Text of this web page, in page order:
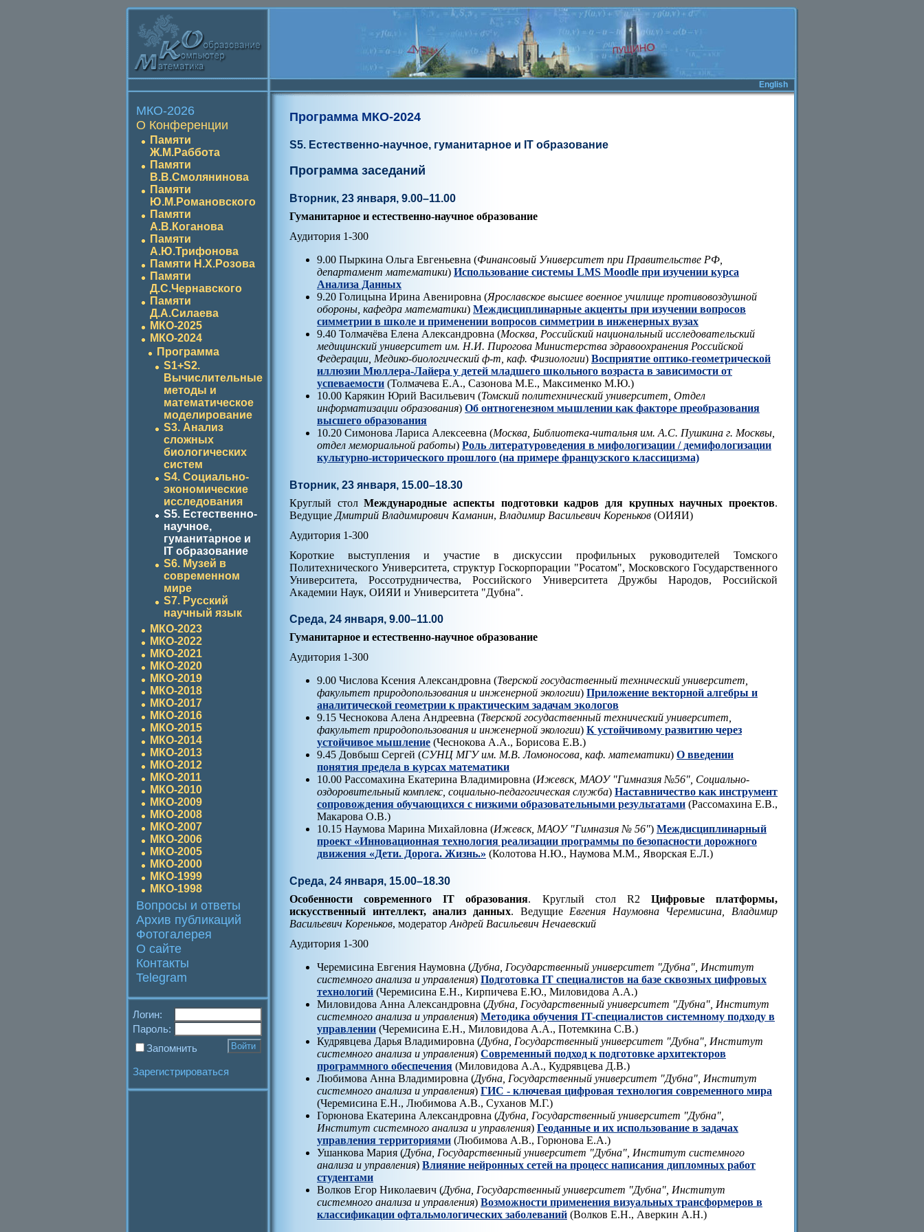
English
МКО-2026
О Конференции
Памяти
Ж.М.Раббота
Памяти
В.В.Смолянинова
Памяти
Ю.М.Романовского
Памяти
А.В.Коганова
Памяти
А.Ю.Трифонова
Памяти Н.Х.Розова
Памяти
Д.С.Чернавского
Памяти
Д.А.Силаева
МКО-2025
МКО-2024
Программа
S1+S2.
Вычислительные
методы и
математическое
моделирование
S3. Анализ
сложных
биологических
систем
S4. Социально-
экономические
исследования
S5. Естественно-
научное,
гуманитарное и
IT образование
S6. Музей в
современном
мире
S7. Русский
научный язык
МКО-2023
МКО-2022
МКО-2021
МКО-2020
МКО-2019
МКО-2018
МКО-2017
МКО-2016
МКО-2015
МКО-2014
МКО-2013
МКО-2012
МКО-2011
МКО-2010
МКО-2009
МКО-2008
МКО-2007
МКО-2006
МКО-2005
МКО-2000
МКО-1999
МКО-1998
Вопросы и ответы
Архив публикаций
Фотогалерея
О сайте
Контакты
Telegram
Логин:
Пароль:
Запомнить
Зарегистрироваться
Программа МКО-2024
S5. Естественно-научное, гуманитарное и IT образование
Программа заседаний
Вторник, 23 января, 9.00–11.00
Гуманитарное и естественно-научное образование
Аудитория 1-300
9.00 Пыркина Ольга Евгеньевна (Финансовый Университет при Правительстве РФ,
департамент математики) Использование системы LMS Moodle при изучении курса
Анализа Данных
9.20 Голицына Ирина Авенировна (Ярославское высшее военное училище противовоздушной
обороны, кафедра математики) Междисциплинарные акценты при изучении вопросов
симметрии в школе и применении вопросов симметрии в инженерных вузах
9.40 Толмачёва Елена Александровна (Москва, Российский национальный исследовательский
медицинский университет им. Н.И. Пирогова Министерства здравоохранения Российской
Федерации, Медико-биологический ф-т, каф. Физиологии) Восприятие оптико-геометрической
иллюзии Мюллера-Лайера у детей младшего школьного возраста в зависимости от
успеваемости (Толмачева Е.А., Сазонова М.Е., Максименко М.Ю.)
10.00 Карякин Юрий Васильевич (Томский политехнический университет, Отдел
информатизации образования) Об онтногенезном мышлении как факторе преобразования
высшего образования
10.20 Симонова Лариса Алексеевна (Москва, Библиотека-читальня им. А.С. Пушкина г. Москвы,
отдел мемориальной работы) Роль литературоведения в мифологизации / демифологизации
культурно-исторического прошлого (на примере французского классицизма)
Вторник, 23 января, 15.00–18.30
Круглый столМеждународные аспекты подготовки кадров для крупных научных проектов.
Ведущие Дмитрий Владимирович Каманин, Владимир Васильевич Кореньков (ОИЯИ)
Аудитория 1-300
Короткие выступления и участие в дискуссии профильных руководителей Томского
Политехнического Университета, структур Госкорпорации "Росатом", Московского Государственного
Университета, Россотрудничества, Российского Университета Дружбы Народов, Российской
Академии Наук, ОИЯИ и Университета "Дубна".
Среда, 24 января, 9.00–11.00
Гуманитарное и естественно-научное образование
Аудитория 1-300
9.00 Числова Ксения Александровна (Тверской госудаственный технический университет,
факультет природопользования и инженерной экологии) Приложение векторной алгебры и
аналитической геометрии к практическим задачам экологов
9.15 Чеснокова Алена Андреевна (Тверской госудаственный технический университет,
факультет природопользования и инженерной экологии) К устойчивому развитию через
устойчивое мышление (Чеснокова А.А., Борисова Е.В.)
9.45 Довбыш Сергей (СУНЦ МГУ им. М.В. Ломоносова, каф. математики) О введении
понятия предела в курсах математики
10.00 Рассомахина Екатерина Владимировна (Ижевск, МАОУ "Гимназия №56", Социально-
оздоровительный комплекс, социально-педагогическая служба) Наставничество как инструмент
сопровождения обучающихся с низкими образовательными результатами (Рассомахина Е.В.,
Макарова О.В.)
10.15 Наумова Марина Михайловна (Ижевск, МАОУ "Гимназия № 56") Междисциплинарный
проект «Инновационная технология реализации программы по безопасности дорожного
движения «Дети. Дорога. Жизнь.» (Колотова Н.Ю., Наумова М.М., Яворская Е.Л.)
Среда, 24 января, 15.00–18.30
Особенности современного IT образования. Круглый стол R2 Цифровые платформы,
искусственный интеллект, анализ данных. Ведущие Евгения Наумовна Черемисина, Владимир
Васильевич Кореньков, модератор Андрей Васильевич Нечаевский
Аудитория 1-300
Черемисина Евгения Наумовна (Дубна, Государственный университет "Дубна", Институт
системного анализа и управления) Подготовка IT специалистов на базе сквозных цифровых
технологий (Черемисина Е.Н., Кирпичева Е.Ю., Миловидова А.А.)
Миловидова Анна Александровна (Дубна, Государственный университет "Дубна", Институт
системного анализа и управления) Методика обучения IT-специалистов системному подходу в
управлении (Черемисина Е.Н., Миловидова А.А., Потемкина С.В.)
Кудрявцева Дарья Владимировна (Дубна, Государственный университет "Дубна", Институт
системного анализа и управления) Современный подход к подготовке архитекторов
программного обеспечения (Миловидова А.А., Кудрявцева Д.В.)
Любимова Анна Владимировна (Дубна, Государственный университет "Дубна", Институт
системного анализа и управления) ГИС - ключевая цифровая технология современного мира
(Черемисина Е.Н., Любимова А.В., Суханов М.Г.)
Горюнова Екатерина Александровна (Дубна, Государственный университет "Дубна",
Институт системного анализа и управления) Геоданные и их использование в задачах
управления территориями (Любимова А.В., Горюнова Е.А.)
Ушанкова Мария (Дубна, Государственный университет "Дубна", Институт системного
анализа и управления) Влияние нейронных сетей на процесс написания дипломных работ
студентами
Волков Егор Николаевич (Дубна, Государственный университет "Дубна", Институт
системного анализа и управления) Возможности применения визуальных трансформеров в
классификации офтальмологических заболеваний (Волков Е.Н., Аверкин А.Н.)